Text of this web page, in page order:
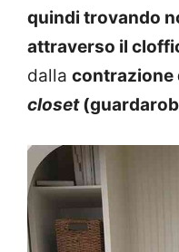
quindi trovando
attraverso il
dalla contrazione
closet